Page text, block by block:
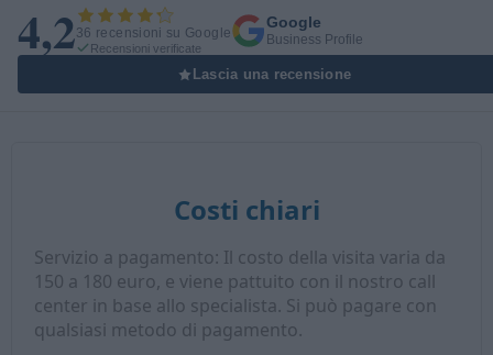
4,236 recensioni su Google
Recensioni verificate
Google
Business Profile
Lascia una recensione
Costi chiari
Servizio a pagamento: Il costo della visita varia da
150 a 180 euro, e viene pattuito con il nostro call
center in base allo specialista. Si può pagare con
qualsiasi metodo di pagamento.